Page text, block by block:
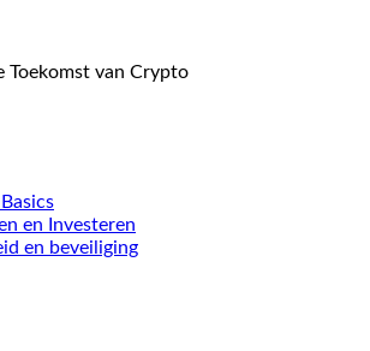
Toekomst van Crypto
en Investeren
en beveiliging